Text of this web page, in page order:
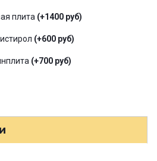
плита (+1400 руб)
(+600 руб)
(+700 руб)